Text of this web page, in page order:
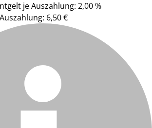
je Auszahlung: 2,00 %
6,50 €